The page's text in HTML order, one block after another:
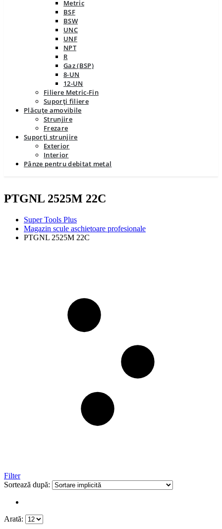
Metric
BSF
BSW
UNC
UNF
NPT
R
Gaz (BSP)
8-UN
12-UN
Filiere Metric-Fin
Suporți filiere
Plăcuțe amovibile
Strunjire
Frezare
Suporți strunjire
Exterior
Interior
Pânze pentru debitat metal
PTGNL 2525M 22C
Super Tools Plus
Magazin scule aschietoare profesionale
PTGNL 2525M 22C
Filter
Sortează după:
Arată: